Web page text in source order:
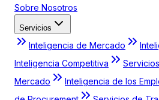
Sobre Nosotros
Servicios
Inteligencia de Mercado
Inteligencia Competitiva
Mercado
Inteligencia de los